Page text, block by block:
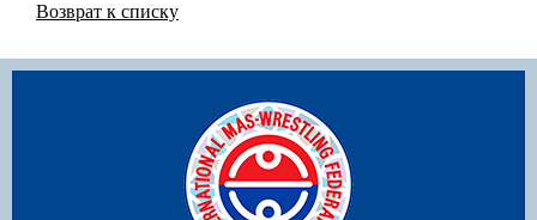
Возврат к списку